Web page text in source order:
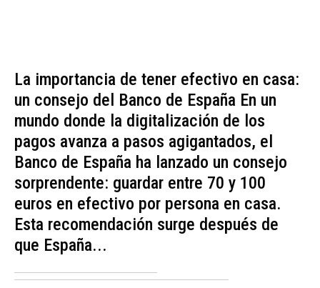
La importancia de tener efectivo en casa:
un consejo del Banco de España En un
mundo donde la digitalización de los
pagos avanza a pasos agigantados, el
Banco de España ha lanzado un consejo
sorprendente: guardar entre 70 y 100
euros en efectivo por persona en casa.
Esta recomendación surge después de
que España...